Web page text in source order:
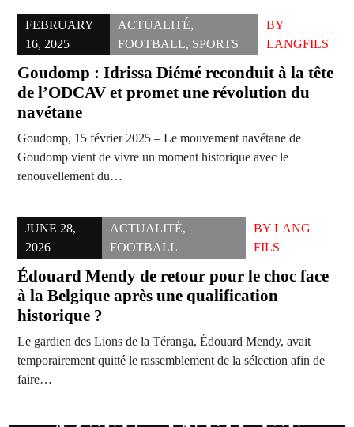
FEBRUARY
16, 2025
ACTUALITÉ,
FOOTBALL, SPORTS
BY
LANGFILS
Goudomp : Idrissa Diémé reconduit à la tête
de l’ODCAV et promet une révolution du
navétane
Goudomp, 15 février 2025 – Le mouvement navétane de
Goudomp vient de vivre un moment historique avec le
renouvellement du…
JUNE 28,
2026
ACTUALITÉ,
FOOTBALL
BYLANG
FILS
Édouard Mendy de retour pour le choc face
à la Belgique après une qualification
historique ?
Le gardien des Lions de la Téranga, Édouard Mendy, avait
temporairement quitté le rassemblement de la sélection afin de
faire…